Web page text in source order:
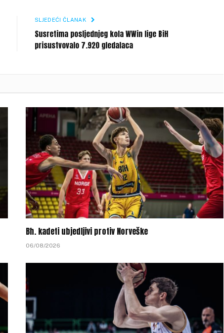
SLJEDEĆI ČLANAK
Susretima posljednjeg kola WWin lige BiH
prisustvovalo 7.920 gledalaca
Bh. kadeti ubjedljivi protiv Norveške
06/08/2026